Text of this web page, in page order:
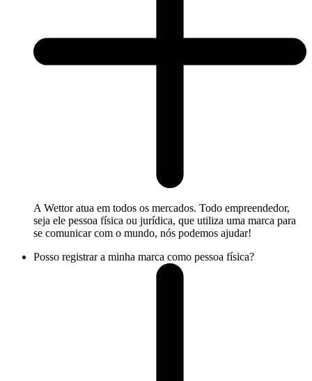
A Wettor atua em todos os mercados. Todo empreendedor,
seja ele pessoa física ou jurídica, que utiliza uma marca para
se comunicar com o mundo, nós podemos ajudar!
Posso registrar a minha marca como pessoa física?